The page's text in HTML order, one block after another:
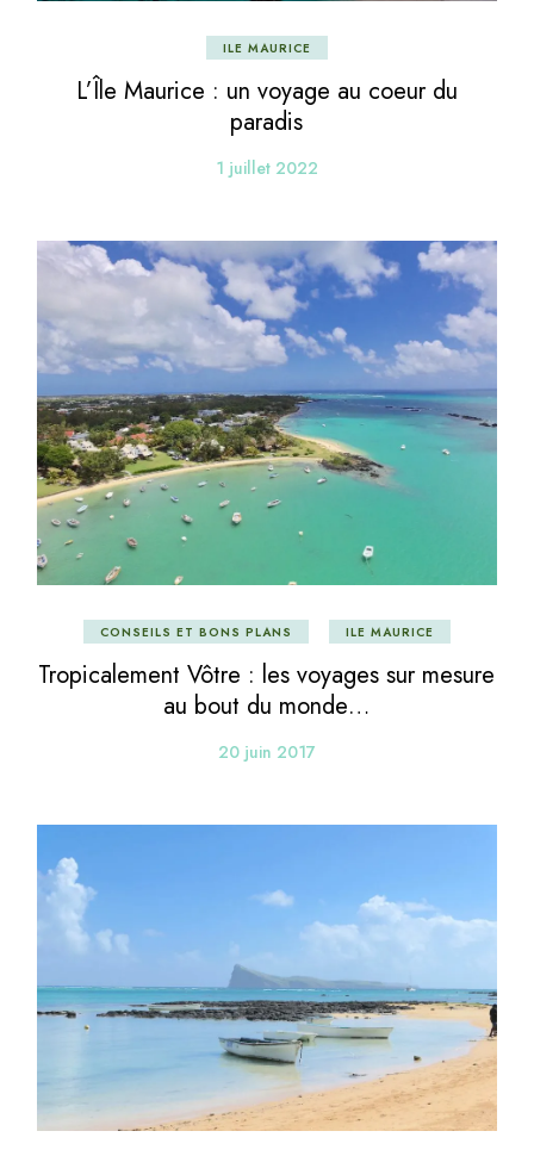
ILE MAURICE
L’Île Maurice : un voyage au coeur du
paradis
1 juillet 2022
CONSEILS ET BONS PLANS ILE MAURICE
Tropicalement Vôtre : les voyages sur mesure
au bout du monde…
20 juin 2017